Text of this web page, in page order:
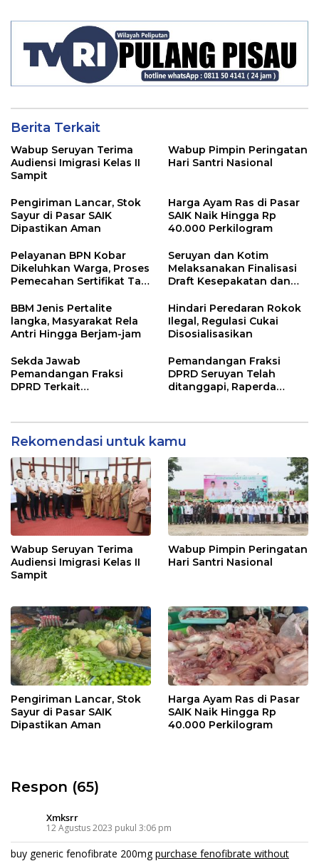
Berita Terkait
Wabup Seruyan Terima
Audiensi Imigrasi Kelas II
Sampit
Wabup Pimpin Peringatan
Hari Santri Nasional
Pengiriman Lancar, Stok
Sayur di Pasar SAIK
Dipastikan Aman
Harga Ayam Ras di Pasar
SAIK Naik Hingga Rp
40.000 Perkilogram
Pelayanan BPN Kobar
Dikeluhkan Warga, Proses
Pemecahan Sertifikat Tak
Seruyan dan Kotim
Melaksanakan Finalisasi
Draft Kesepakatan dan
BBM Jenis Pertalite
langka, Masyarakat Rela
Antri Hingga Berjam-jam
Hindari Peredaran Rokok
Ilegal, Regulasi Cukai
Disosialisasikan
Sekda Jawab
Pemandangan Fraksi
DPRD Terkait
2024
Pemandangan Fraksi
DPRD Seruyan Telah
ditanggapi, Raperda
Rekomendasi untuk kamu
Wabup Seruyan Terima
Audiensi Imigrasi Kelas II
Sampit
Wabup Pimpin Peringatan
Hari Santri Nasional
Pengiriman Lancar, Stok
Sayur di Pasar SAIK
Dipastikan Aman
Harga Ayam Ras di Pasar
SAIK Naik Hingga Rp
40.000 Perkilogram
Respon (65)
Xmksrr
12 Agustus 2023 pukul 3:06 pm
buy generic fenofibrate 200mgpurchase fenofibrate without